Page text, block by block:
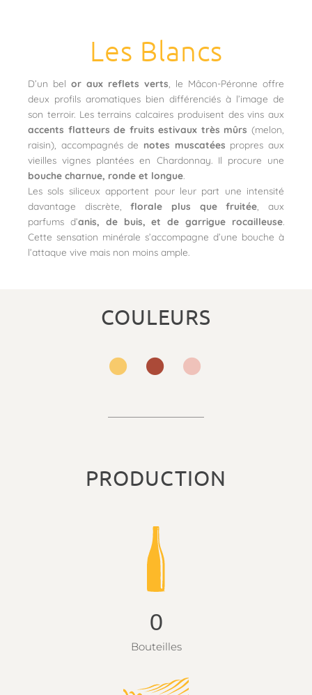
Les Blancs
D’un bel or aux reflets verts , le Mâcon-Péronne offre
deux profils aromatiques bien différenciés à l’image de
son terroir. Les terrains calcaires produisent des vins aux
accents flatteurs de fruits estivaux très mûrs (melon,
raisin), accompagnés de notes muscatées propres aux
vieilles vignes plantées en Chardonnay. Il procure une
bouche charnue, ronde et longue.
Les sols siliceux apportent pour leur part une intensité
davantage discrète,florale plus que fruitée , aux
parfums d’anis, de buis, et de garrigue rocailleuse.
Cette sensation minérale s’accompagne d’une bouche à
l’attaque vive mais non moins ample.
COULEURS
PRODUCTION
Bouteilles
0